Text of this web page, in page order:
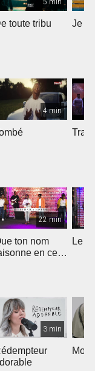
5 min
toute tribu Je
4 min
22 min
ton nom
en ce
Le
3 min
Mon